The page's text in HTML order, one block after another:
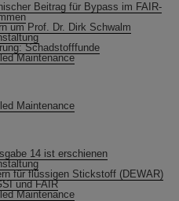
Beitrag für Bypass im FAIR-
um Prof. Dr. Dirk Schwalm
Schadstofffunde
Maintenance
Maintenance
14 ist erschienen
für flüssigen Stickstoff (DEWAR)
und FAIR
Maintenance